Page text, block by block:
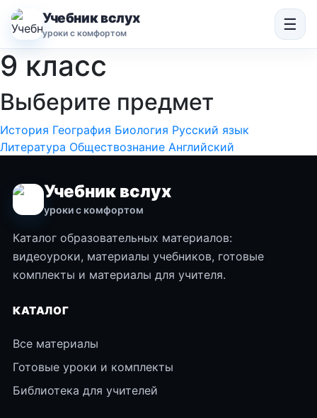
Учебник вслух
уроки с комфортом ☰
9 класс
Выберите предмет
История География Биология Русский язык
Литература Обществознание Английский
Учебник вслух
уроки с комфортом
Каталог образовательных материалов:
видеоуроки, материалы учебников, готовые
комплекты и материалы для учителя.
КАТАЛОГ
Все материалы
Готовые уроки и комплекты
Библиотека для учителей